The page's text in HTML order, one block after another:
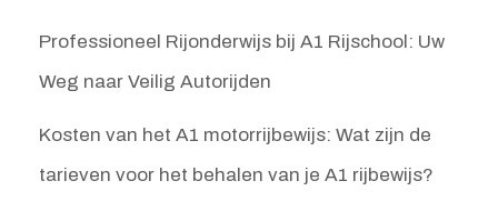
Professioneel Rijonderwijs bij A1 Rijschool: Uw
Weg naar Veilig Autorijden
Kosten van het A1 motorrijbewijs: Wat zijn de
tarieven voor het behalen van je A1 rijbewijs?